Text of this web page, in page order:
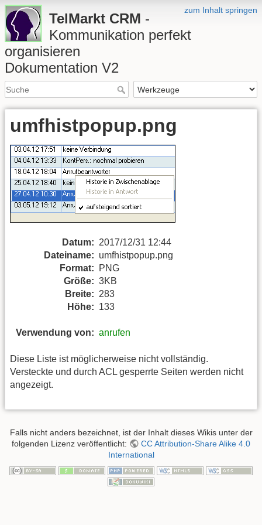
zum Inhalt springen
TelMarkt CRM -
Kommunikation perfekt
organisieren
Dokumentation V2
umfhistpopup.png
Datum: 2017/12/31 12:44
Dateiname: umfhistpopup.png
Format:
PNG
Größe: 3KB
Breite: 283
Höhe: 133
Verwendung von: anrufen
Diese Liste ist möglicherweise nicht vollständig.
Versteckte und durch ACL gesperrte Seiten werden nicht
angezeigt.
Falls nicht anders bezeichnet, ist der Inhalt dieses Wikis unter der
folgenden Lizenz veröffentlicht:
CC Attribution-Share Alike 4.0
International